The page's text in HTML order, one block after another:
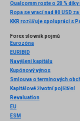
Qualcomm roste o 20 % díky
Ropa se vrací nad 80 USD za
Forex slovník pojmů
Eurozóna
EURIBID
Navýšení kapitálu
Kupónový výnos
Kapitálové životní pojištění
Revaluation
EU
ESM